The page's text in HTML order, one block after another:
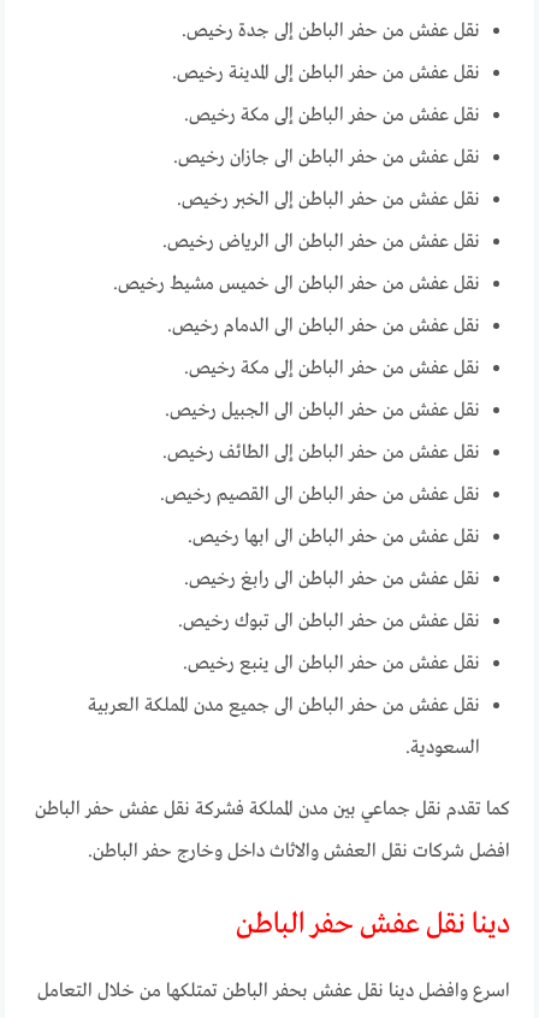
نقل عفش من حفر الباطن إلى جدة رخيص.
نقل عفش من حفر الباطن إلى المدينة رخيص.
نقل عفش من حفر الباطن إلى مكة رخيص.
نقل عفش من حفر الباطن الى جازان رخيص.
نقل عفش من حفر الباطن إلى الخبر رخيص.
نقل عفش من حفر الباطن الى الرياض رخيص.
نقل عفش من حفر الباطن الى خميس مشيط رخيص.
نقل عفش من حفر الباطن الى الدمام رخيص.
نقل عفش من حفر الباطن إلى مكة رخيص.
نقل عفش من حفر الباطن الى الجبيل رخيص.
نقل عفش من حفر الباطن إلى الطائف رخيص.
نقل عفش من حفر الباطن الى القصيم رخيص.
نقل عفش من حفر الباطن الى ابها رخيص.
نقل عفش من حفر الباطن الى رابغ رخيص.
نقل عفش من حفر الباطن الى تبوك رخيص.
نقل عفش من حفر الباطن الى ينبع رخيص.
نقل عفش من حفر الباطن الى جميع مدن المملكة العربية
السعودية.
كما تقدم نقل جماعي بين مدن المملكة فشركة نقل عفش حفر الباطن
افضل شركات نقل العفش والاثاث داخل وخارج حفر الباطن.
دينا نقل عفش حفر الباطن
اسرع وافضل دينا نقل عفش بحفر الباطن تمتلكها من خلال التعامل